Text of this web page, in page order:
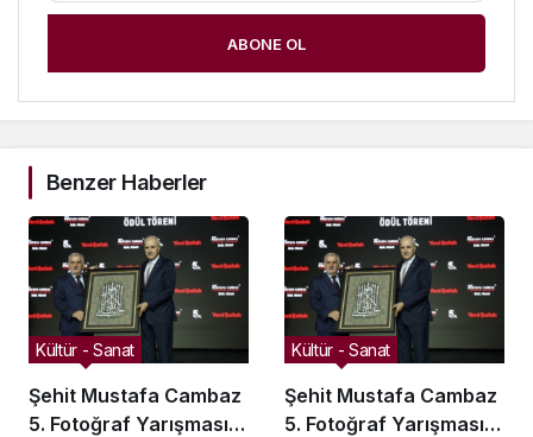
ABONE OL
Benzer Haberler
Şehit Mustafa Cambaz
5. Fotoğraf Yarışması
Kültür - Sanat
Şehit Mustafa Cambaz
5. Fotoğraf Yarışması
Kültür - Sanat